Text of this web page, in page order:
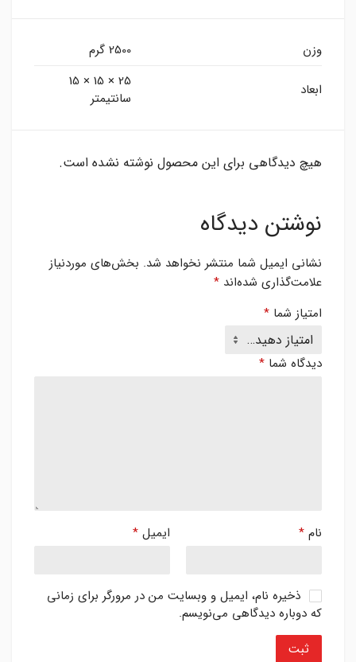
وزن 2500 گرم
ابعاد
25 × 15 × 15
سانتیمتر
هیچ دیدگاهی برای این محصول نوشته نشده است.
نوشتن دیدگاه
نشانی ایمیل شما منتشر نخواهد شد. بخش‌های موردنیاز
علامت‌گذاری شده‌اند *
امتیاز شما *
دیدگاه شما *
نام * ایمیل *
ذخیره نام، ایمیل و وبسایت من در مرورگر برای زمانی
که دوباره دیدگاهی می‌نویسم.